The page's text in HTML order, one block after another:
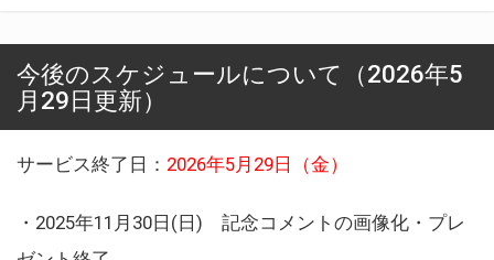
今後のスケジュールについて（2026年5
月29日更新）
サービス終了日： 2026年5月29日（金）
・2025年11月30日(日) 記念コメントの画像化・プレ